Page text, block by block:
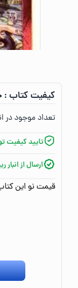
کیفیت کتاب :‌
تعداد موجود در
تایید کیفیت
ارسال از انبار
قیمت نو این